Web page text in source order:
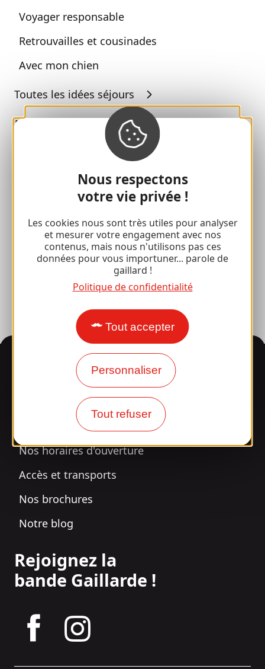
Nous respectons
votre vie privée !
Les cookies nous sont très utiles pour analyser
et mesurer votre engagement avec nos
contenus, mais nous n'utilisons pas ces
données pour vous importuner... parole de
gaillard !
Politique de confidentialité
Tout accepter
Personnaliser
Tout refuser
Voyager responsable
Retrouvailles et cousinades
Avec mon chien
Toutes les idées séjours
Espace Pro
Accueil de Groupes
Séjours sportifs
Club 100 % Gaillard
Brive 100 % Evénement
Photothèque
Informations
Surpris par notre design ?
Nos horaires d'ouverture
Accès et transports
Nos brochures
Notre blog
Rejoignez la
bande Gaillarde !